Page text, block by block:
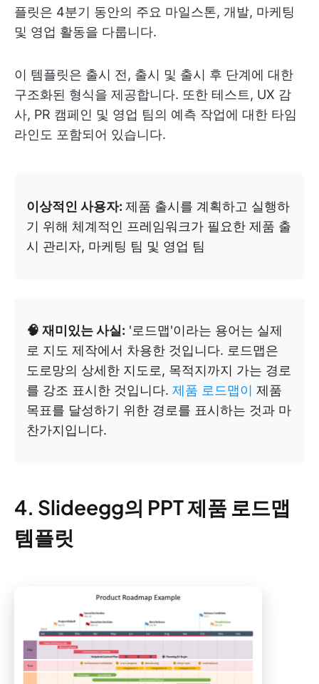
플릿은 4분기 동안의 주요 마일스톤, 개발, 마케팅
및 영업 활동을 다룹니다.
이 템플릿은 출시 전, 출시 및 출시 후 단계에 대한
구조화된 형식을 제공합니다. 또한 테스트, UX 감
사, PR 캠페인 및 영업 팀의 예측 작업에 대한 타임
라인도 포함되어 있습니다.
이상적인 사용자: 제품 출시를 계획하고 실행하
기 위해 체계적인 프레임워크가 필요한 제품 출
시 관리자, 마케팅 팀 및 영업 팀
🧠 재미있는 사실: '로드맵'이라는 용어는 실제
로 지도 제작에서 차용한 것입니다. 로드맵은
도로망의 상세한 지도로, 목적지까지 가는 경로
를 강조 표시한 것입니다. 제품 로드맵이 제품
목표를 달성하기 위한 경로를 표시하는 것과 마
찬가지입니다.
4. Slideegg의 PPT 제품 로드맵
템플릿